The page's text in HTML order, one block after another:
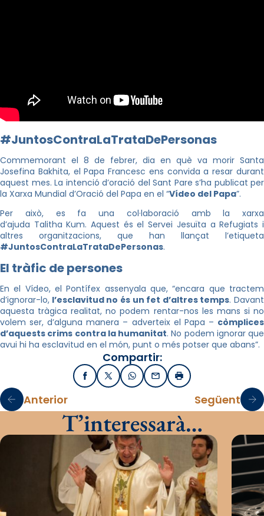
#JuntosContraLaTrataDePersonas
Commemorant el 8 de febrer, dia en què va morir Santa
Josefina Bakhita, el Papa Francesc ens convida a resar durant
aquest mes. La intenció d’oració del Sant Pare s’ha publicat per
la Xarxa Mundial d’Oració del Papa en el “Vídeo del Papa”.
Per això, es fa una col·laboració amb la xarxa
d’ajuda Talitha Kum. Aquest és el Servei Jesuïta a Refugiats i
altres organitzacions, que han llançat l’etiqueta
#JuntosContraLaTrataDePersonas.
El tràfic de persones
En el Vídeo, el Pontífex assenyala que, “encara que tractem
d’ignorar-lo, l’esclavitud no és un fet d’altres temps. Davant
aquesta tràgica realitat, no podem rentar-nos les mans si no
volem ser, d’alguna manera – adverteix el Papa – còmplices
d’aquests crims contra la humanitat. No podem ignorar que
avui hi ha esclavitud en el món, punt o més potser que abans”.
Compartir:
FacebookX / TwitterWhatsApp
EmailImprimir
Anterior Següent
T’interessarà…